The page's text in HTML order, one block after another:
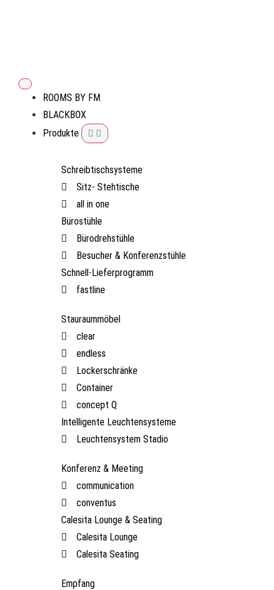
ROOMS BY FM
BLACKBOX
Produkte
Schreibtischsysteme
Sitz- Stehtische
all in one
Bürostühle
Bürodrehstühle
Besucher & Konferenzstühle
Schnell-Lieferprogramm
fastline
Stauraummöbel
clear
endless
Lockerschränke
Container
concept Q
Intelligente Leuchtensysteme
Leuchtensystem Stadio
Konferenz & Meeting
communication
conventus
Calesita Lounge & Seating
Calesita Lounge
Calesita Seating
Empfang